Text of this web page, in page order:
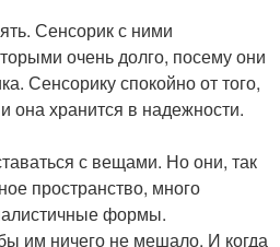
Сенсорик с ними
очень долго, посему они
Сенсорику спокойно от того,
она хранится в надежности.
с вещами. Но они, так
пространство, много
формы.
им ничего не мешало. И когда